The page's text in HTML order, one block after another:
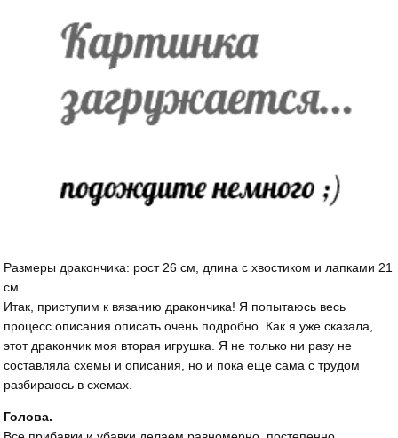
Размеры дракончика: рост 26 см, длина с хвостиком и лапками 21
см.
Итак, приступим к вязанию дракончика! Я попытаюсь весь
процесс описания описать очень подробно. Как я уже сказала,
этот дракончик моя вторая игрушка. Я не только ни разу не
составляла схемы и описания, но и пока еще сама с трудом
разбираюсь в схемах.
Голова.